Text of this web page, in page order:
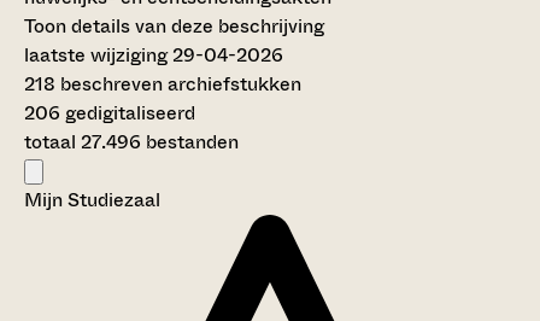
Toon details van deze beschrijving
laatste wijziging 29-04-2026
218 beschreven archiefstukken
206 gedigitaliseerd
totaal 27.496 bestanden
Mijn Studiezaal